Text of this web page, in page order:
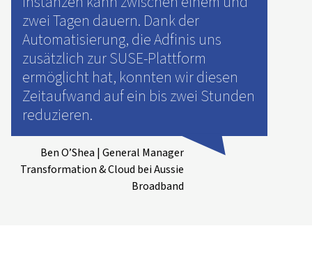
zwei Tagen dauern. Dank der
Automatisierung, die Adfinis uns
zusätzlich zur SUSE-Plattform
ermöglicht hat, konnten wir diesen
Zeitaufwand auf ein bis zwei Stunden
reduzieren.
Ben O’Shea | General Manager
Transformation & Cloud bei Aussie
Broadband